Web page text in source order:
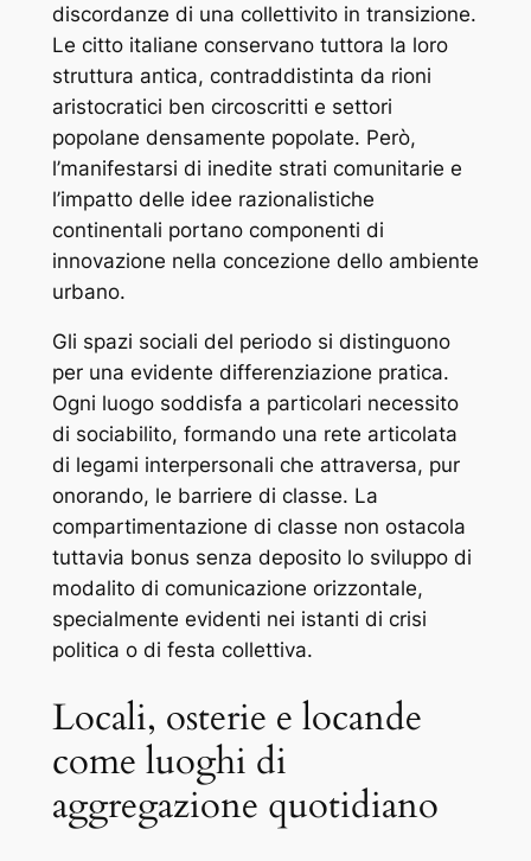
discordanze di una collettivito in transizione.
Le citto italiane conservano tuttora la loro
struttura antica, contraddistinta da rioni
aristocratici ben circoscritti e settori
popolane densamente popolate. Però,
l’manifestarsi di inedite strati comunitarie e
l’impatto delle idee razionalistiche
continentali portano componenti di
innovazione nella concezione dello ambiente
urbano.
Gli spazi sociali del periodo si distinguono
per una evidente differenziazione pratica.
Ogni luogo soddisfa a particolari necessito
di sociabilito, formando una rete articolata
di legami interpersonali che attraversa, pur
onorando, le barriere di classe. La
compartimentazione di classe non ostacola
tuttavia bonus senza deposito lo sviluppo di
modalito di comunicazione orizzontale,
specialmente evidenti nei istanti di crisi
politica o di festa collettiva.
Locali, osterie e locande
come luoghi di
aggregazione quotidiano